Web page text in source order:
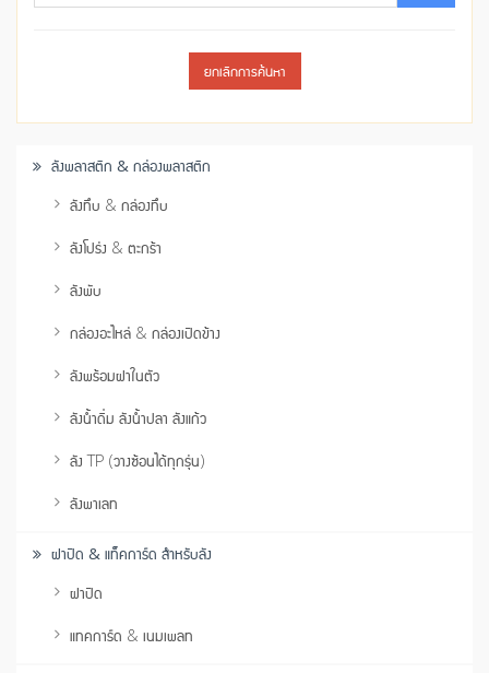
ยกเลิกการค้นหา
ลังพลาสติก & กล่องพลาสติก
ลังทึบ & กล่องทึบ
ลังโปร่ง & ตะกร้า
ลังพับ
กล่องอะไหล่ & กล่องเปิดข้าง
ลังพร้อมฝาในตัว
ลังน้ำดื่ม ลังน้ำปลา ลังแก้ว
ลัง TP (วางซ้อนได้ทุกรุ่น)
ลังพาเลท
ฝาปิด & แท็คการ์ด สำหรับลัง
ฝาปิด
แทคการ์ด & เนมเพลท